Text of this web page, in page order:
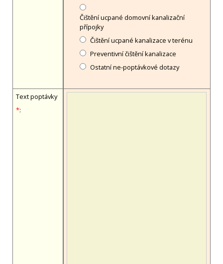
Čištění ucpané domovní kanalizační
přípojky
Čištění ucpané kanalizace v terénu
Preventivní čištění kanalizace
Ostatní ne-poptávkové dotazy
Text poptávky
*: